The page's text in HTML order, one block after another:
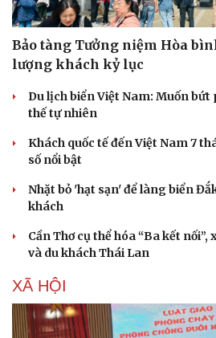
Thế giới thể thao
eSports
Hậu trường
Tư
Bảo tàng Tưởng niệm Hòa
lượng khách kỷ lục
Du lịch biển Việt Nam: Muốn bứt
thế tự nhiên
Khách quốc tế đến Việt Nam 7
số nổi bật
Nhặt bỏ 'hạt sạn' để làng biển
khách
Cần Thơ cụ thể hóa “Ba kết
và du khách Thái Lan
XÃ HỘI